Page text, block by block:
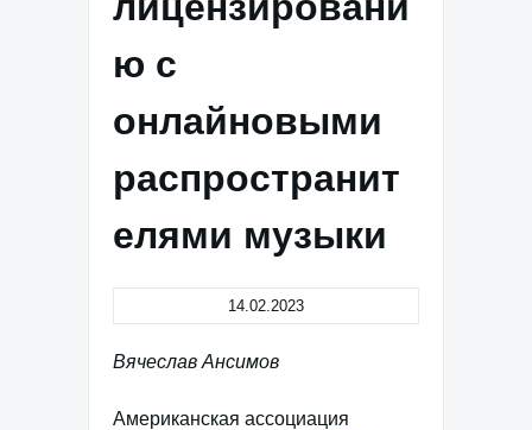
ю с
онлайновыми
распространит
елями музыки
14.02.2023
Вячеслав Ансимов
Американская ассоциация